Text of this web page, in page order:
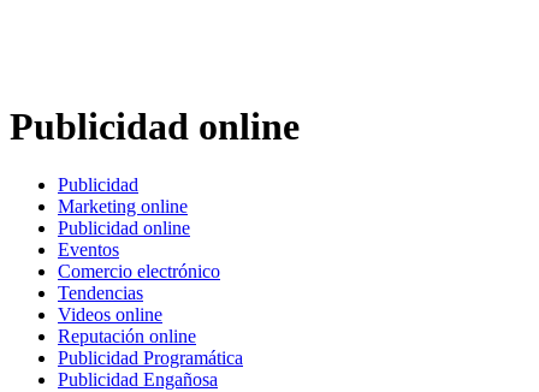
Publicidad online
Publicidad
Marketing online
Publicidad online
Eventos
Comercio electrónico
Tendencias
Videos online
Reputación online
Publicidad Programática
Publicidad Engañosa